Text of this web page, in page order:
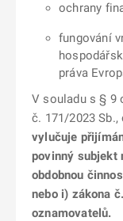
ochrany
fungování
práva
V souladu s § 9
č. 171/2023
vylučuje
povinný subjekt
obdobnou
nebo i) zákona
oznamovatelů.